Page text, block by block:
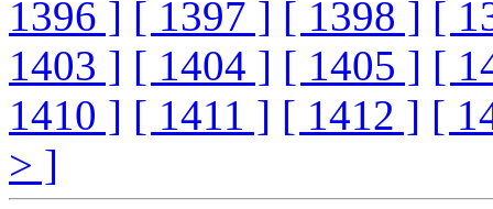
1396 ] [ 1397 ] [ 1398 ] [
1403 ] [ 1404 ] [ 1405 ] [
1410 ] [ 1411 ] [ 1412 ] [
> ]